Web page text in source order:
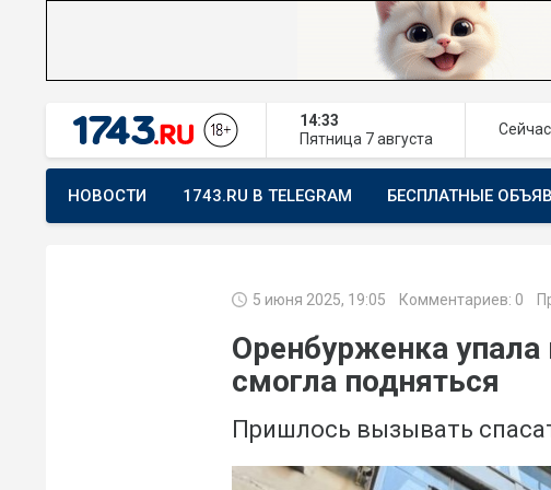
14:33
Пятница 7 августа
Сейчас
НОВОСТИ 1743.RU В TELEGRAM БЕСПЛАТНЫЕ
5 июня 2025, 19:05 Комментариев: 0
Оренбурженка упала
смогла подняться
Пришлось вызывать